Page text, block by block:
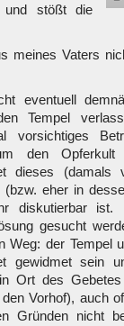
und stößt die
meines Vaters
eventuell
Tempel
vorsichtiges
den
dieses (damals
(bzw. eher in
diskutierbar ist.
gesucht
Weg: der Tempel
gewidmet sein
Ort des
Vorhof), auch
Gründen nicht